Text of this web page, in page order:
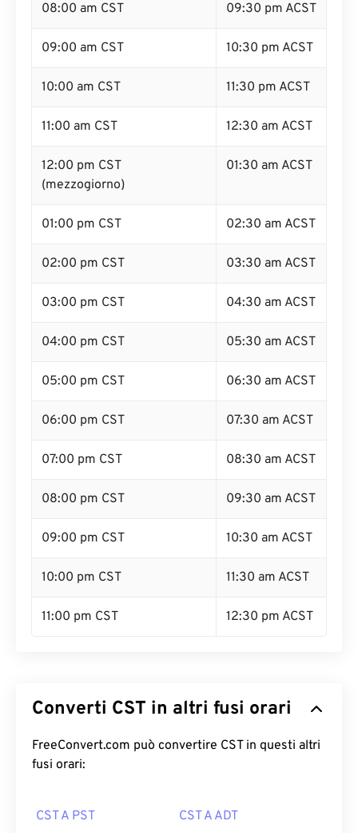
08:00 am CST 09:30 pm ACST
09:00 am CST 10:30 pm ACST
10:00 am CST 11:30 pm ACST
11:00 am CST 12:30 am ACST
12:00 pm CST
(mezzogiorno)
01:30 am ACST
01:00 pm CST 02:30 am ACST
02:00 pm CST 03:30 am ACST
03:00 pm CST 04:30 am ACST
04:00 pm CST 05:30 am ACST
05:00 pm CST 06:30 am ACST
06:00 pm CST 07:30 am ACST
07:00 pm CST 08:30 am ACST
08:00 pm CST 09:30 am ACST
09:00 pm CST 10:30 am ACST
10:00 pm CST 11:30 am ACST
11:00 pm CST 12:30 pm ACST
Converti CST in altri fusi orari
FreeConvert.com può convertire CST in questi altri
fusi orari:
CST A PST CST A ADT